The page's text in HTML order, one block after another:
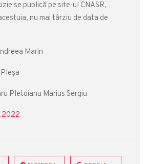
se publică pe site-ul CNASR,
nu mai târziu de data de
Marin
Pletoianu Marius Sergiu